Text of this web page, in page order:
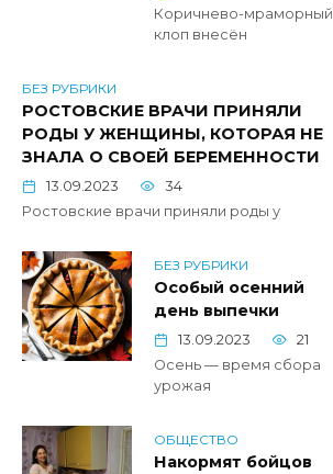
Коричнево-мраморный
клоп внесён
БЕЗ РУБРИКИ
РОСТОВСКИЕ ВРАЧИ ПРИНЯЛИ
РОДЫ У ЖЕНЩИНЫ, КОТОРАЯ НЕ
ЗНАЛА О СВОЕЙ БЕРЕМЕННОСТИ
13.09.2023
34
Ростовские врачи приняли роды у
БЕЗ РУБРИКИ
Особый осенний
день выпечки
13.09.2023
21
Осень — время сбора
урожая
ОБЩЕСТВО
Накормят бойцов